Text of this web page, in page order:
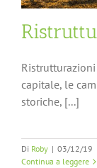
Ristrutturazioni
capitale, le
storiche, [...]
Di Roby | 03/12/19
Continua a leggere